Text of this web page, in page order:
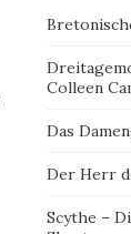
Colleen
Das
Der Herr
Scythe –